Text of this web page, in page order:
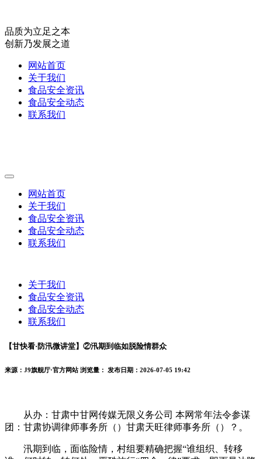
品质为立足之本
创新乃发展之道
网站首页
关于我们
食品安全资讯
食品安全动态
联系我们
网站首页
关于我们
食品安全资讯
食品安全动态
联系我们
关于我们
食品安全资讯
食品安全动态
联系我们
【甘快看·防汛微讲堂】②汛期到临如脱险情群众
来源：J9旗舰厅·官方网站 浏览量： 发布日期：2026-07-05 19:42
从办：甘肃中甘网传媒无限义务公司 本网常年法令参谋
团：甘肃协调律师事务所（）甘肃天旺律师事务所（）？。
汛期到临，面临险情，村组要精确把握“谁组织、转移